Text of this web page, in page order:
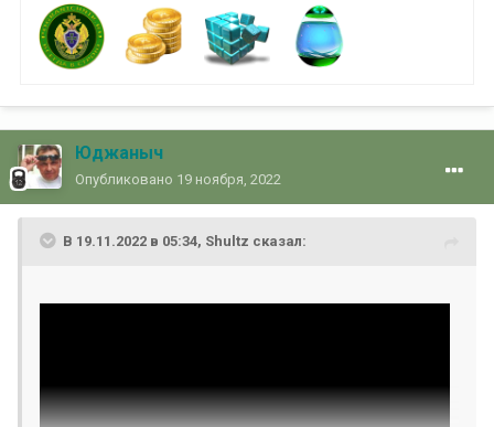
Юджаныч
Опубликовано 19 ноября, 2022
В 19.11.2022 в 05:34, Shultz сказал: